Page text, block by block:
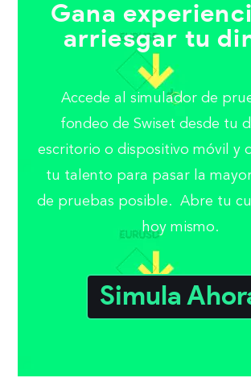
Gana
arriesgar tu
Accede al simulador de
fondeo de Swiset desde tu
escritorio o dispositivo móvil y
tu talento para pasar la
de pruebas posible. Abre tu
hoy mismo.
Simula